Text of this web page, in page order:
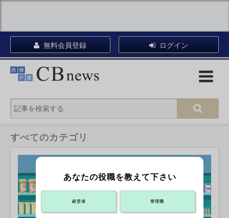
無料会員登録 ログイン
すべてのカテゴリ
あなたの役職を教えて下さい
経営者 管理職